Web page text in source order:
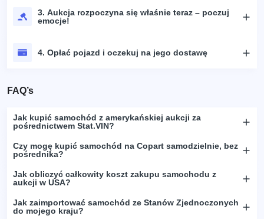
3. Aukcja rozpoczyna się właśnie teraz – poczuj
emocje!
4. Opłać pojazd i oczekuj na jego dostawę
FAQ’s
Jak kupić samochód z amerykańskiej aukcji za
pośrednictwem Stat.VIN?
Czy mogę kupić samochód na Copart samodzielnie, bez
pośrednika?
Jak obliczyć całkowity koszt zakupu samochodu z
aukcji w USA?
Jak zaimportować samochód ze Stanów Zjednoczonych
do mojego kraju?